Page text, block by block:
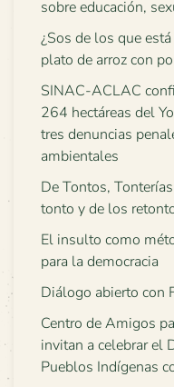
sobre educación,
¿Sos de los que
plato de arroz con
SINAC-ACLAC
264 hectáreas del
tres denuncias
ambientales
De Tontos,
tonto y de los
El insulto como
para la democracia
Diálogo abierto con
Centro de Amigos
invitan a celebrar el
Pueblos Indígenas